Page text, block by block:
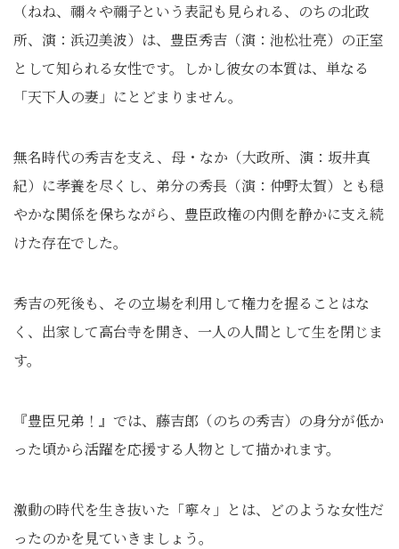
（ねね、禰々や禰子という表記も見られる、のちの北政
所、演：浜辺美波）は、豊臣秀吉（演：池松壮亮）の正室
として知られる女性です。しかし彼女の本質は、単なる
「天下人の妻」にとどまりません。
無名時代の秀吉を支え、母・なか（大政所、演：坂井真
紀）に孝養を尽くし、弟分の秀長（演：仲野太賀）とも穏
やかな関係を保ちながら、豊臣政権の内側を静かに支え続
けた存在でした。
秀吉の死後も、その立場を利用して権力を握ることはな
く、出家して高台寺を開き、一人の人間として生を閉じま
す。
『豊臣兄弟！』では、藤吉郎（のちの秀吉）の身分が低か
った頃から活躍を応援する人物として描かれます。
激動の時代を生き抜いた「寧々」とは、どのような女性だ
ったのかを見ていきましょう。